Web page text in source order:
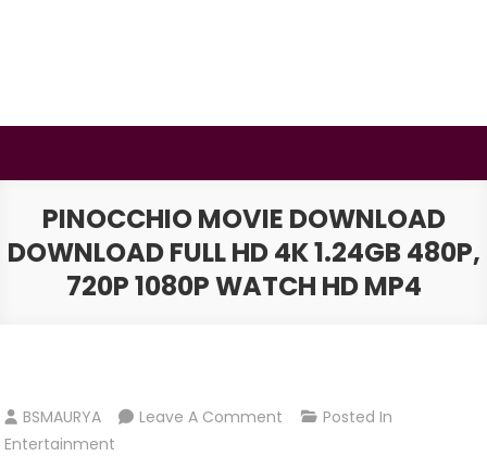
PINOCCHIO MOVIE DOWNLOAD
DOWNLOAD FULL HD 4K 1.24GB 480P,
720P 1080P WATCH HD MP4
BSMAURYA Leave A Comment On
Posted In
Entertainment